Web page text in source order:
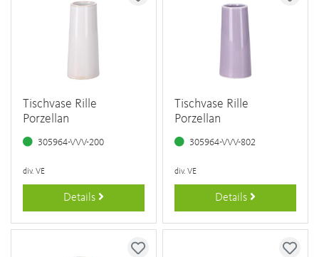
Tischvase Rille
Porzellan
305964-VVV-200
div. VE
Details
Tischvase Rille
Porzellan
305964-VVV-802
div. VE
Details